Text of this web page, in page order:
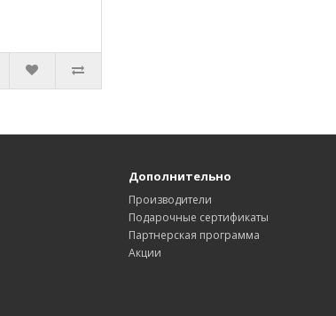
Дополнительно
Производители
Подарочные сертификаты
Партнерская программа
Акции